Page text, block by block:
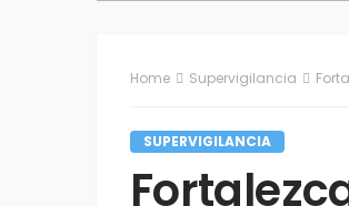
Home Supervigilancia
SUPERVIGILANCIA